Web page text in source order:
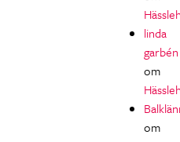
linda
garbén
om
om